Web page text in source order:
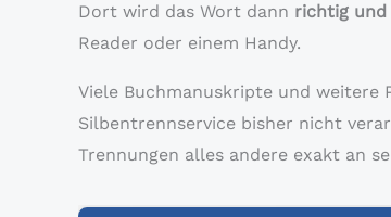
Dort wird das Wort dann richtig und
Reader oder einem Handy.
Viele Buchmanuskripte und
Silbentrennservice bisher nicht
Trennungen alles andere exakt an